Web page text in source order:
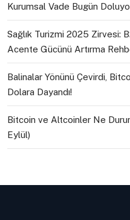
Kurumsal Vade Bugün
Sağlık Turizmi 2025 Zirvesi:
Acente Gücünü Artırma
Balinalar Yönünü Çevirdi,
Dolara Dayandı!
Bitcoin ve Altcoinler Ne
Eylül)